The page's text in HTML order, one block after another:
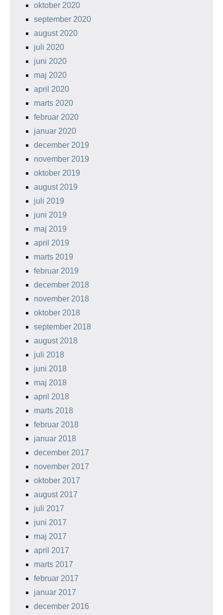
oktober 2020
september 2020
august 2020
juli 2020
juni 2020
maj 2020
april 2020
marts 2020
februar 2020
januar 2020
december 2019
november 2019
oktober 2019
august 2019
juli 2019
juni 2019
maj 2019
april 2019
marts 2019
februar 2019
december 2018
november 2018
oktober 2018
september 2018
august 2018
juli 2018
juni 2018
maj 2018
april 2018
marts 2018
februar 2018
januar 2018
december 2017
november 2017
oktober 2017
august 2017
juli 2017
juni 2017
maj 2017
april 2017
marts 2017
februar 2017
januar 2017
december 2016